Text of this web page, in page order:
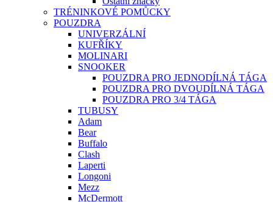
TRÉNINKOVÉ POMŮCKY
POUZDRA
UNIVERZÁLNÍ
KUFŘÍKY
MOLINARI
SNOOKER
POUZDRA PRO JEDNODÍLNÁ TÁGA
POUZDRA PRO DVOUDÍLNÁ TÁGA
POUZDRA PRO 3/4 TÁGA
TUBUSY
Adam
Bear
Buffalo
Clash
Laperti
Longoni
Mezz
McDermott